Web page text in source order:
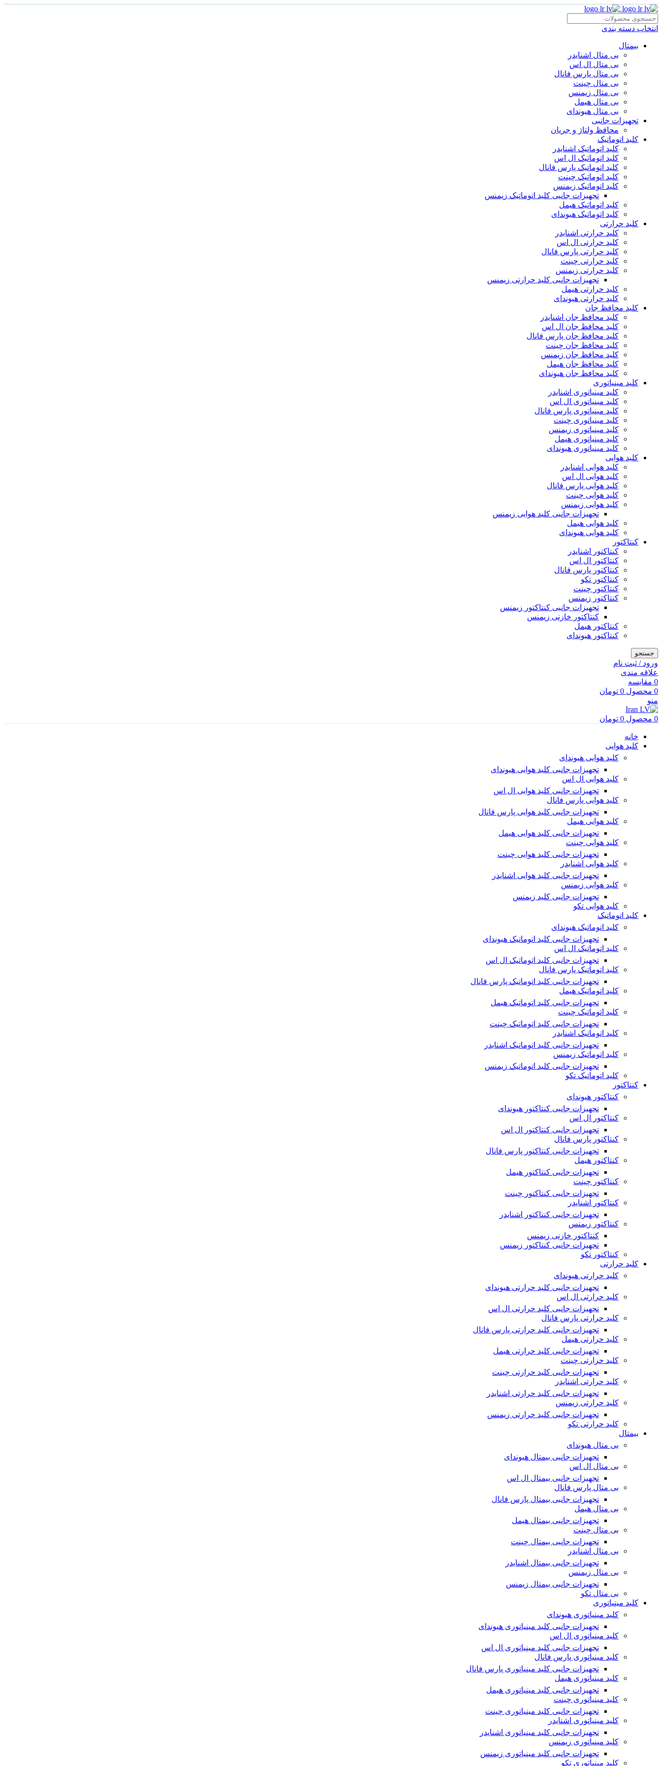
انتخاب دسته بندی
بیمتال
بی متال اشنایدر
بی متال ال اس
بی متال پارس فانال
بی متال چینت
بی متال زیمنس
بی متال هیمل
بی متال هیوندای
تجهیزات جانبی
محافظ ولتاژ و‌ جریان
کلید اتوماتیک
کلید اتوماتیک اشنایدر
کلید اتوماتیک ال اس
کلید اتوماتیک پارس فانال
کلید اتوماتیک چینت
کلید اتوماتیک زیمنس
تجهیزات جانبی کلید اتوماتیک زیمنس
کلید اتوماتیک هیمل
کلید اتوماتیک هیوندای
کلید حرارتی
کلید حرارتی اشنایدر
کلید حرارتی ال اس
کلید حرارتی پارس فانال
کلید حرارتی چینت
کلید حرارتی زیمنس
تجهیزات جانبی کلید حرارتی زیمنس
کلید حرارتی هیمل
کلید حرارتی هیوندای
کلید محافظ جان
کلید محافظ جان اشنایدر
کلید محافظ جان ال اس
کلید محافظ جان پارس فانال
کلید محافظ جان چینت
کلید محافظ جان زیمنس
کلید محافظ جان هیمل
کلید محافظ جان هیوندای
کلید مینیاتوری
کلید مینیاتوری اشنایدر
کلید مینیاتوری ال اس
کلید مینیاتوری پارس فانال
کلید مینیاتوری چینت
کلید مینیاتوری زیمنس
کلید مینیاتوری هیمل
کلید مینیاتوری هیوندای
کلید هوایی
کلید هوایی اشنایدر
کلید هوایی ال اس
کلید هوایی پارس فانال
کلید هوایی چینت
کلید هوایی زیمنس
تجهیزات جانبی کلید هوایی زیمنس
کلید هوایی هیمل
کلید هوایی هیوندای
کنتاکتور
کنتاکتور اشنایدر
کنتاکتور ال اس
کنتاکتور پارس فانال
کنتاکتور تکو
کنتاکتور چینت
کنتاکتور زیمنس
تجهیزات جانبی کنتاکتور زیمنس
کنتاکتور خازنی زیمنس
کنتاکتور هیمل
کنتاکتور هیوندای
جستجو
ورود / ثبت نام
علاقه مندی
0 مقایسه
0 محصول 0 تومان
منو
0 محصول 0 تومان
خانه
کلید هوایی
کلید هوایی هیوندای
تجهیزات جانبی کلید هوایی هیوندای
کلید هوایی ال اس
تجهیزات جانبی کلید هوایی ال اس
کلید هوایی پارس فانال
تجهیزات جانبی کلید هوایی پارس فانال
کلید هوایی هیمل
تجهیزات جانبی کلید هوایی هیمل
کلید هوایی چینت
تجهیزات جانبی کلید هوایی چینت
کلید هوایی اشنایدر
تجهیزات جانبی کلید هوایی اشنایدر
کلید هوایی زیمنس
تجهیزات جانبی کلید زیمنس
کلید هوایی تکو
کلید اتوماتیک
کلید اتوماتیک هیوندای
تجهیزات جانبی کلید اتوماتیک هیوندای
کلید اتوماتیک ال اس
تجهیزات جانبی کلید اتوماتیک ال اس
کلید اتوماتیک پارس فانال
تجهیزات جانبی کلید اتوماتیک پارس فانال
کلید اتوماتیک هیمل
تجهیزات جانبی کلید اتوماتیک هیمل
کلید اتوماتیک چینت
تجهیزات جانبی کلید اتوماتیک چینت
کلید اتوماتیک اشنایدر
تجهیزات جانبی کلید اتوماتیک اشنایدر
کلید اتوماتیک زیمنس
تجهیزات جانبی کلید اتوماتیک زیمنس
کلید اتوماتیک تکو
کنتاکتور
کنتاکتور هیوندای
تجهیزات جانبی کنتاکتور هیوندای
کنتاکتور ال اس
تجهیزات جانبی کنتاکتور ال اس
کنتاکتور پارس فانال
تجهیزات جانبی کنتاکتور پارس فانال
کنتاکتور هیمل
تجهیزات جانبی کنتاکتور هیمل
کنتاکتور چینت
تجهیزات جانبی کنتاکتور چینت
کنتاکتور اشنایدر
تجهیزات جانبی کنتاکتور اشنایدر
کنتاکتور زیمنس
کنتاکتور خازنی زیمنس
تجهیزات جانبی کنتاکتور زیمنس
کنتاکتور تکو
کلید حرارتی
کلید حرارتی هیوندای
تجهیزات جانبی کلید حرارتی هیوندای
کلید حرارتی ال اس
تجهیزات جانبی کلید حرارتی ال اس
کلید حرارتی پارس فانال
تجهیزات جانبی کلید حرارتی پارس فانال
کلید حرارتی هیمل
تجهیزات جانبی کلید حرارتی هیمل
کلید حرارتی چینت
تجهیزات جانبی کلید حرارتی چینت
کلید حرارتی اشنایدر
تجهیزات جانبی کلید حرارتی اشنایدر
کلید حرارتی زیمنس
تجهیزات جانبی کلید حرارتی زیمنس
کلید حرارتی تکو
بیمتال
بی متال هیوندای
تجهیزات جانبی بیمتال هیوندای
بی متال ال اس
تجهیزات جانبی بیمتال ال اس
بی متال پارس فانال
تجهیزات جانبی بیمتال پارس فانال
بی متال هیمل
تجهیزات جانبی بیمتال هیمل
بی متال چینت
تجهیزات جانبی بیمتال چینت
بی متال اشنایدر
تجهیزات جانبی بیمتال اشنایدر
بی متال زیمنس
تجهیزات جانبی بیمتال زیمنس
بی متال تکو
کلید مینیاتوری
کلید مینیاتوری هیوندای
تجهیزات جانبی کلید مینیاتوری هیوندای
کلید مینیاتوری ال اس
تجهیزات جانبی کلید مینیاتوری ال اس
کلید مینیاتوری پارس فانال
تجهیزات جانبی کلید مینیاتوری پارس فانال
کلید مینیاتوری هیمل
تجهیزات جانبی کلید مینیاتوری هیمل
کلید مینیاتوری چینت
تجهیزات جانبی کلید مینیاتوری چینت
کلید مینیاتوری اشنایدر
تجهیزات جانبی کلید مینیاتوری اشنایدر
کلید مینیاتوری زیمنس
تجهیزات جانبی کلید مینیاتوری زیمنس
کلید مینیاتوری تکو